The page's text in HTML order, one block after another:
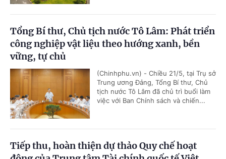
Tổng Bí thư, Chủ tịch nước Tô Lâm: Phát triển
công nghiệp vật liệu theo hướng xanh, bền
vững, tự chủ
(Chinhphu.vn) - Chiều 21/5, tại Trụ sở
Trung ương Đảng, Tổng Bí thư, Chủ
tịch nước Tô Lâm đã chủ trì buổi làm
việc với Ban Chính sách và chiến...
Tiếp thu, hoàn thiện dự thảo Quy chế hoạt